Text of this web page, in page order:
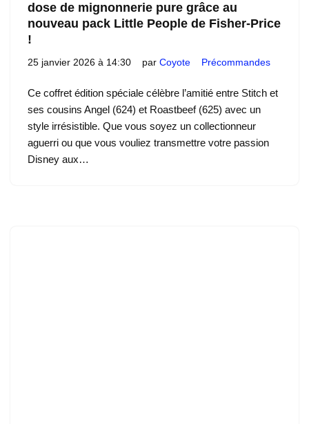
dose de mignonnerie pure grâce au
nouveau pack Little People de Fisher-Price
!
25 janvier 2026 à 14:30 par Coyote Précommandes
Ce coffret édition spéciale célèbre l’amitié entre Stitch et
ses cousins Angel (624) et Roastbeef (625) avec un
style irrésistible. Que vous soyez un collectionneur
aguerri ou que vous vouliez transmettre votre passion
Disney aux…